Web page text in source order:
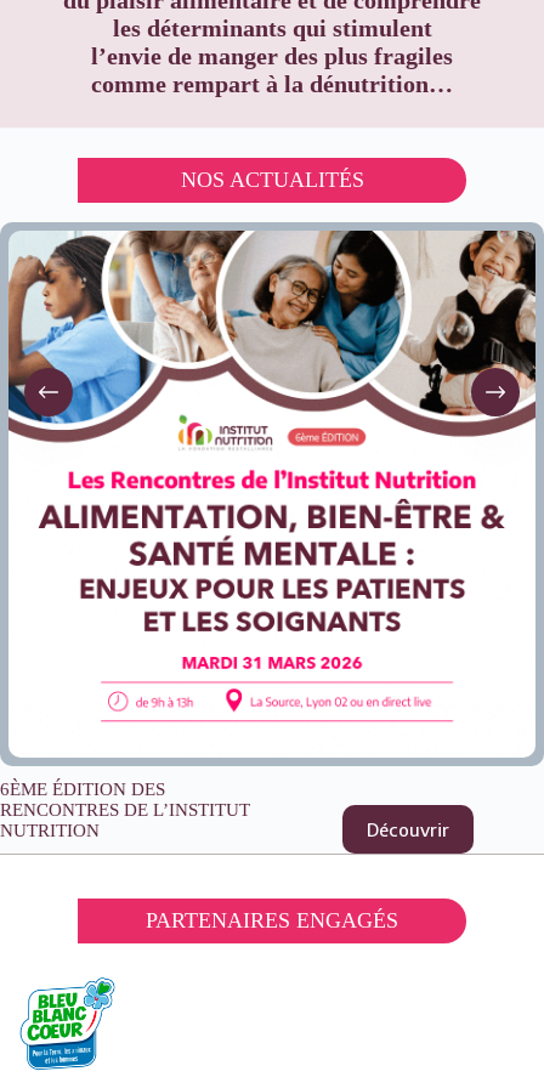
les déterminants qui stimulent
l’envie de manger des plus fragiles
comme rempart à la dénutrition…
NOS ACTUALITÉS
6ÈME ÉDITION DES
RENCONTRES DE L’INSTITUT
NUTRITION
Découvrir
:
6ème
des
rencontres
de l’Institut
PARTENAIRES ENGAGÉS